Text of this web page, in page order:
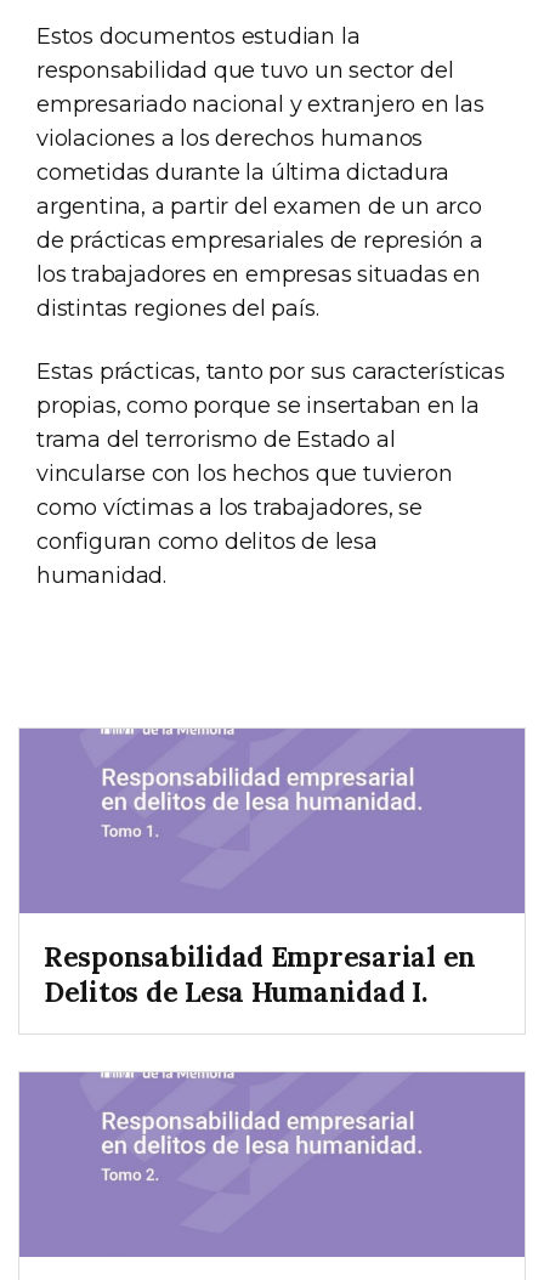
Estos documentos estudian la
responsabilidad que tuvo un sector del
empresariado nacional y extranjero en las
violaciones a los derechos humanos
cometidas durante la última dictadura
argentina, a partir del examen de un arco
de prácticas empresariales de represión a
los trabajadores en empresas situadas en
distintas regiones del país.
Estas prácticas, tanto por sus características
propias, como porque se insertaban en la
trama del terrorismo de Estado al
vincularse con los hechos que tuvieron
como víctimas a los trabajadores, se
configuran como delitos de lesa
humanidad.
Responsabilidad Empresarial en
Delitos de Lesa Humanidad I.